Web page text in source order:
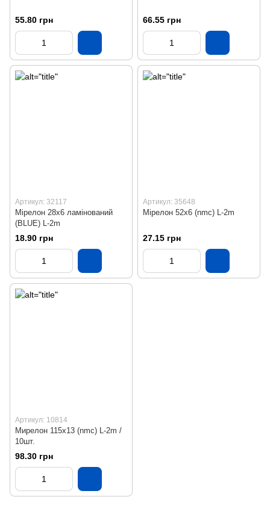
55.80 грн 66.55 грн
Артикул: 32117
Мірелон 28х6 ламінований
(BLUE) L-2m
18.90 грн
Артикул: 35648
Мірелон 52х6 (nmc) L-2m
27.15 грн
Артикул: 10814
Мирелон 115х13 (nmc) L-2m /
10шт.
98.30 грн